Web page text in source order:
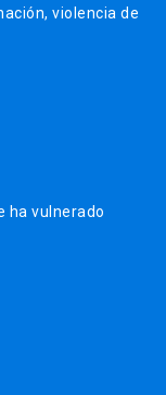
violencia de
ha vulnerado